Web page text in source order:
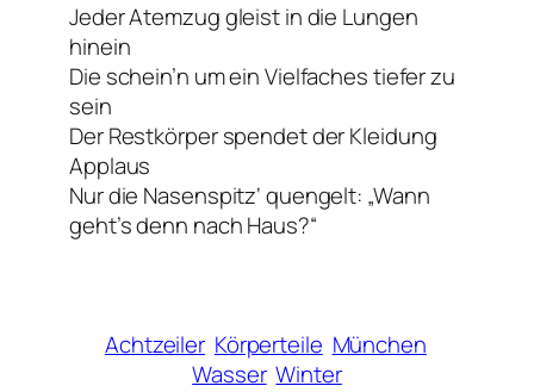
Jeder Atemzug gleist in die Lungen
hinein
Die schein’n um ein Vielfaches tiefer zu
sein
Der Restkörper spendet der Kleidung
Applaus
Nur die Nasenspitz‘ quengelt: „Wann
geht’s denn nach Haus?“
Achtzeiler Körperteile München
Wasser Winter